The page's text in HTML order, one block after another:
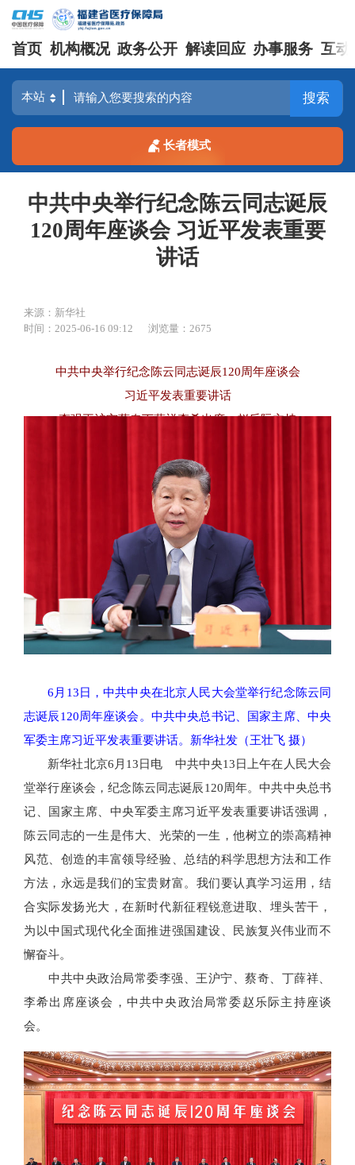
首页 机构概况 政务公开 解读回应 办事服务 互动
搜索
长者模式
中共中央举行纪念陈云同志诞辰
120周年座谈会 习近平发表重要
讲话
来源：新华社
时间：2025-06-16 09:12
浏览量：2675
中共中央举行纪念陈云同志诞辰120周年座谈会
习近平发表重要讲话
李强王沪宁蔡奇丁薛祥李希出席 赵乐际主持
6月13日，中共中央在北京人民大会堂举行纪念陈云同
志诞辰120周年座谈会。中共中央总书记、国家主席、中央
军委主席习近平发表重要讲话。新华社发（王壮飞 摄）
新华社北京6月13日电 中共中央13日上午在人民大会
堂举行座谈会，纪念陈云同志诞辰120周年。中共中央总书
记、国家主席、中央军委主席习近平发表重要讲话强调，
陈云同志的一生是伟大、光荣的一生，他树立的崇高精神
风范、创造的丰富领导经验、总结的科学思想方法和工作
方法，永远是我们的宝贵财富。我们要认真学习运用，结
合实际发扬光大，在新时代新征程锐意进取、埋头苦干，
为以中国式现代化全面推进强国建设、民族复兴伟业而不
懈奋斗。
中共中央政治局常委李强、王沪宁、蔡奇、丁薛祥、
李希出席座谈会，中共中央政治局常委赵乐际主持座谈
会。